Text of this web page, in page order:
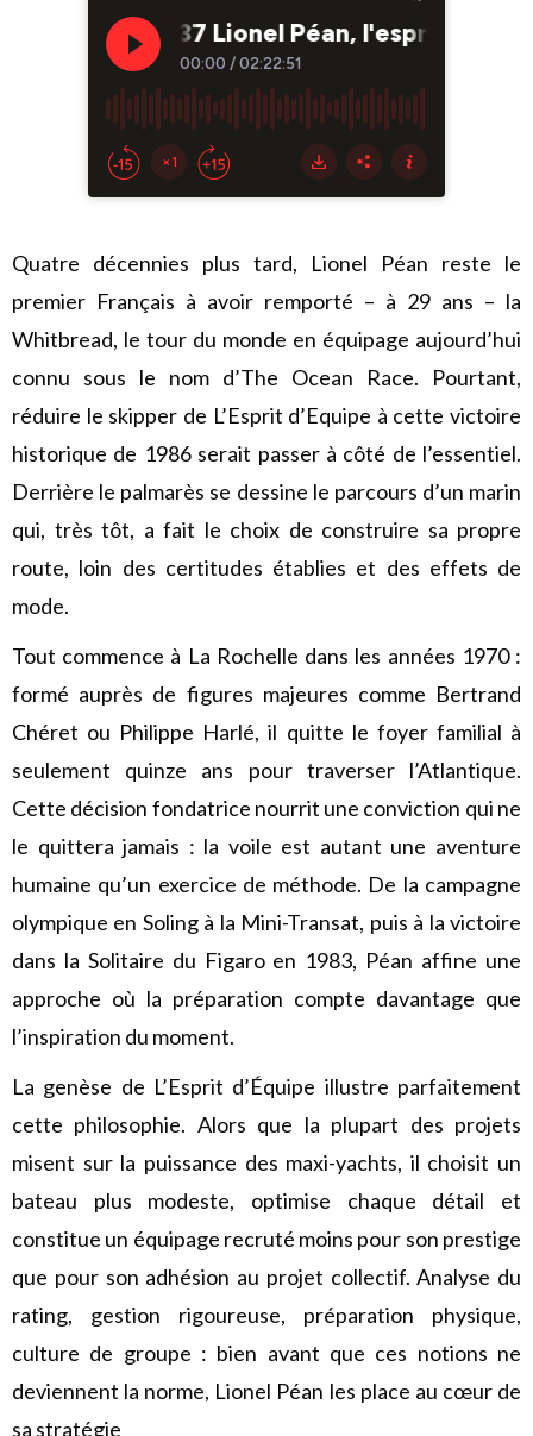
Quatre décennies plus tard, Lionel Péan reste le
premier Français à avoir remporté – à 29 ans – la
Whitbread, le tour du monde en équipage aujourd’hui
connu sous le nom d’The Ocean Race. Pourtant,
réduire le skipper de L’Esprit d’Equipe à cette victoire
historique de 1986 serait passer à côté de l’essentiel.
Derrière le palmarès se dessine le parcours d’un marin
qui, très tôt, a fait le choix de construire sa propre
route, loin des certitudes établies et des effets de
mode.
Tout commence à La Rochelle dans les années 1970 :
formé auprès de figures majeures comme Bertrand
Chéret ou Philippe Harlé, il quitte le foyer familial à
seulement quinze ans pour traverser l’Atlantique.
Cette décision fondatrice nourrit une conviction qui ne
le quittera jamais : la voile est autant une aventure
humaine qu’un exercice de méthode. De la campagne
olympique en Soling à la Mini-Transat, puis à la victoire
dans la Solitaire du Figaro en 1983, Péan affine une
approche où la préparation compte davantage que
l’inspiration du moment.
La genèse de L’Esprit d’Équipe illustre parfaitement
cette philosophie. Alors que la plupart des projets
misent sur la puissance des maxi-yachts, il choisit un
bateau plus modeste, optimise chaque détail et
constitue un équipage recruté moins pour son prestige
que pour son adhésion au projet collectif. Analyse du
rating, gestion rigoureuse, préparation physique,
culture de groupe : bien avant que ces notions ne
deviennent la norme, Lionel Péan les place au cœur de
sa stratégie